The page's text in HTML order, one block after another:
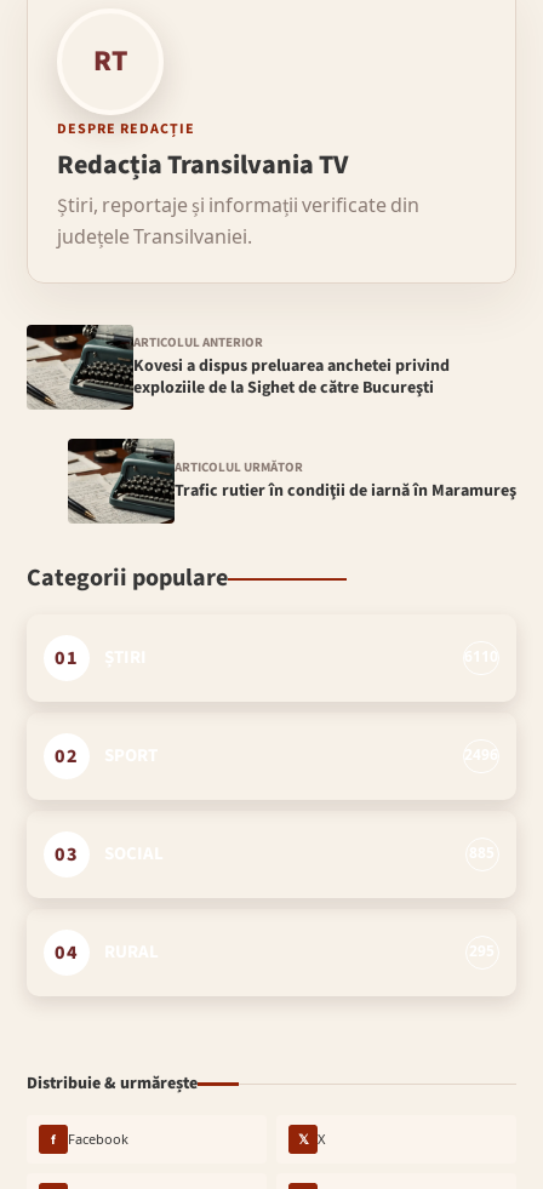
RT
DESPRE REDACȚIE
Redacția Transilvania TV
Știri, reportaje și informații verificate din
județele Transilvaniei.
ARTICOLUL ANTERIOR
Kovesi a dispus preluarea anchetei privind
exploziile de la Sighet de către Bucureşti
ARTICOLUL URMĂTOR
Trafic rutier în condiţii de iarnă în Maramureş
Categorii populare
01
02
03
04
Distribuie & urmărește
f Facebook 𝕏 X